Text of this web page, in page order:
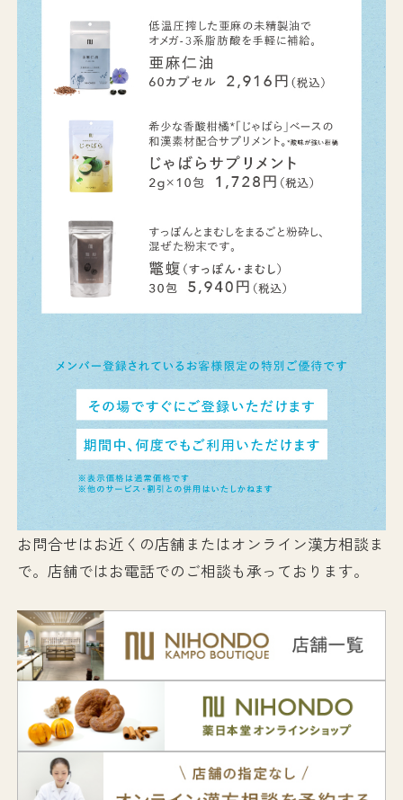
お問合せはお近くの店舗またはオンライン漢方相談ま
で。店舗ではお電話でのご相談も承っております。